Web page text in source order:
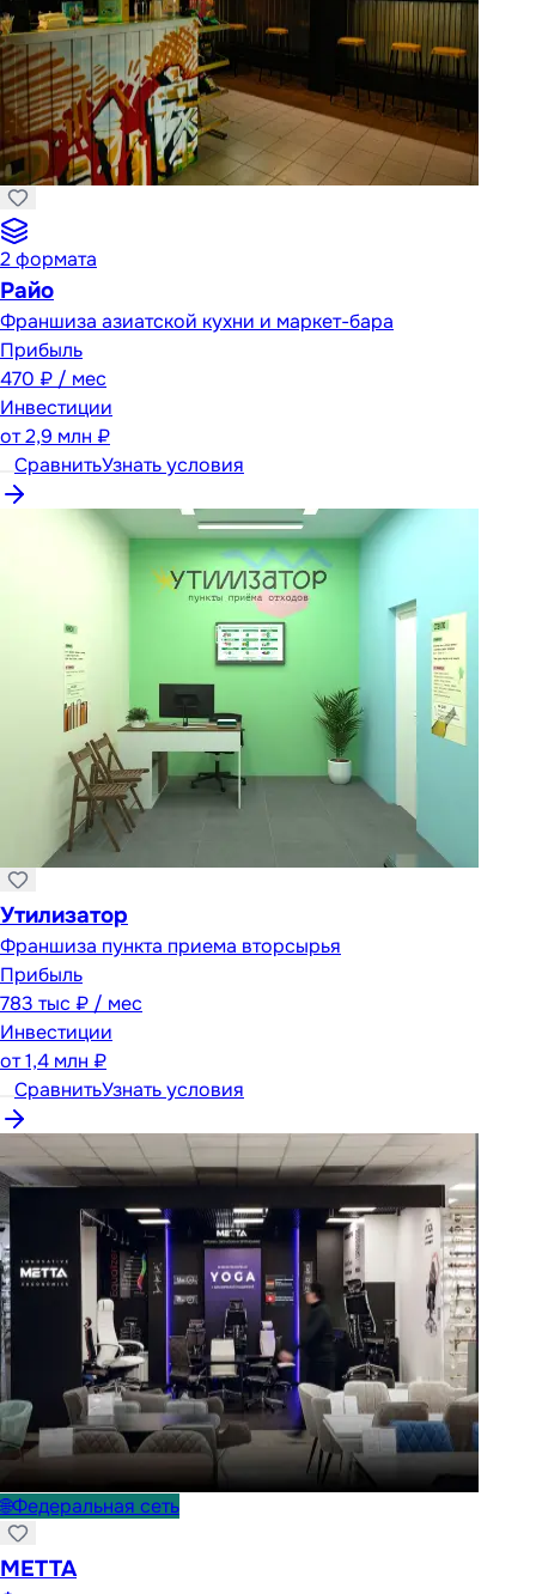
2формата
Райо
Франшиза азиатской кухни и маркет-бара
Прибыль
470 ₽ / мес
Инвестиции
от2,9 млн ₽
СравнитьУзнать условия
Утилизатор
Франшиза пункта приема вторсырья
Прибыль
783 тыс ₽ / мес
Инвестиции
от1,4 млн ₽
СравнитьУзнать условия
🌐Федеральная сеть
METTA